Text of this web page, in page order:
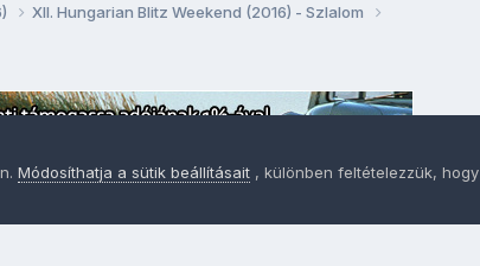
XII. Hungarian Blitz Weekend (2016) - Szlalom
Módosíthatja a sütik beállításait , különben feltételezzük, hogy